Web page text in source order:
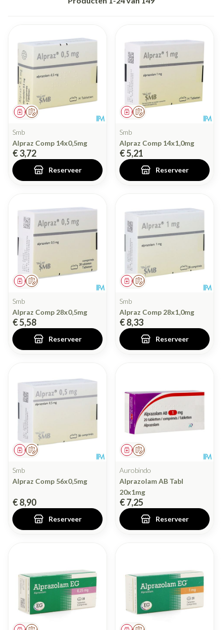
Op voorschrift
Geneesmiddel
Smb
Alpraz Comp 14x0,5mg
€ 3,72
Reserveer
Op voorschrift
Geneesmiddel
Smb
Alpraz Comp 14x1,0mg
€ 5,21
Reserveer
Op voorschrift
Geneesmiddel
Smb
Alpraz Comp 28x0,5mg
€ 5,58
Reserveer
Op voorschrift
Geneesmiddel
Smb
Alpraz Comp 28x1,0mg
€ 8,33
Reserveer
Op voorschrift
Geneesmiddel
Smb
Alpraz Comp 56x0,5mg
€ 8,90
Reserveer
Op voorschrift
Geneesmiddel
Aurobindo
Alprazolam AB Tabl
20x1mg
€ 7,25
Reserveer